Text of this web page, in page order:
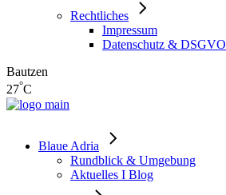
Rechtliches
Impressum
Datenschutz & DSGVO
Bautzen
27°C
Blaue Adria
Rundblick & Umgebung
Aktuelles I Blog